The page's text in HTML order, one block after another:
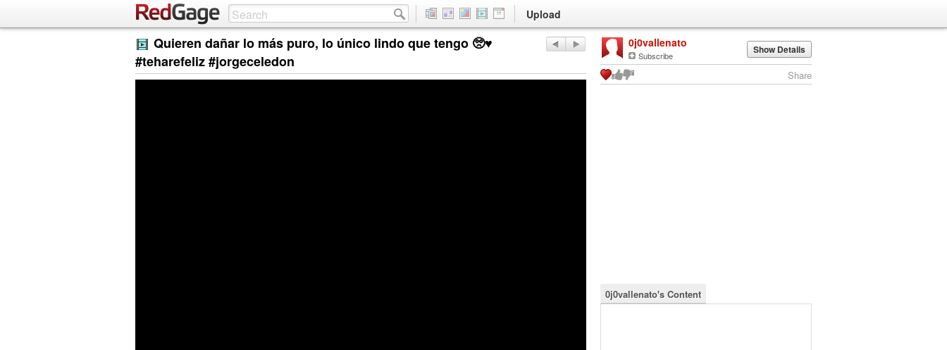
Upload
Quieren dañar lo más puro, lo único lindo que tengo 🥺♥️
#teharefeliz #jorgeceledon
0j0vallenato
Subscribe Show Details
Share
0j0vallenato's Content